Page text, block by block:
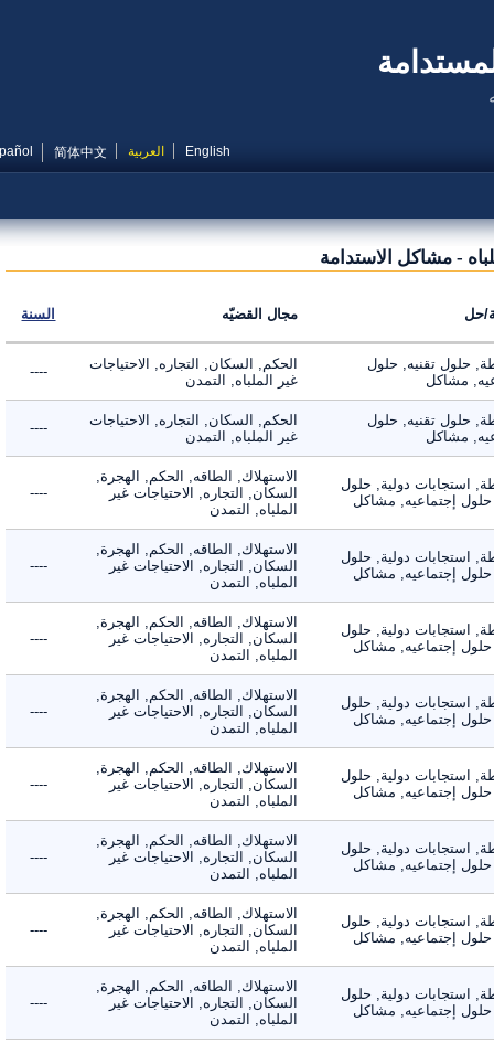
English العربية 简体中文
Español
- مشاكل الاستدامة
مجال القضيّه السنة
حلول تقنيه, حلول
مشاكل
الحكم, السكان, التجاره, الاحتياجات
غير الملباه, التمدن
----
حلول تقنيه, حلول
مشاكل
الحكم, السكان, التجاره, الاحتياجات
غير الملباه, التمدن
----
استجابات دولية, حلول
إجتماعيه, مشاكل
الاستهلاك, الطاقه, الحكم, الهجرة,
السكان, التجاره, الاحتياجات غير
الملباه, التمدن
----
استجابات دولية, حلول
إجتماعيه, مشاكل
الاستهلاك, الطاقه, الحكم, الهجرة,
السكان, التجاره, الاحتياجات غير
الملباه, التمدن
----
استجابات دولية, حلول
إجتماعيه, مشاكل
الاستهلاك, الطاقه, الحكم, الهجرة,
السكان, التجاره, الاحتياجات غير
الملباه, التمدن
----
استجابات دولية, حلول
إجتماعيه, مشاكل
الاستهلاك, الطاقه, الحكم, الهجرة,
السكان, التجاره, الاحتياجات غير
الملباه, التمدن
----
استجابات دولية, حلول
إجتماعيه, مشاكل
الاستهلاك, الطاقه, الحكم, الهجرة,
السكان, التجاره, الاحتياجات غير
الملباه, التمدن
----
استجابات دولية, حلول
إجتماعيه, مشاكل
الاستهلاك, الطاقه, الحكم, الهجرة,
السكان, التجاره, الاحتياجات غير
الملباه, التمدن
----
استجابات دولية, حلول
إجتماعيه, مشاكل
الاستهلاك, الطاقه, الحكم, الهجرة,
السكان, التجاره, الاحتياجات غير
الملباه, التمدن
----
استجابات دولية, حلول
إجتماعيه, مشاكل
الاستهلاك, الطاقه, الحكم, الهجرة,
السكان, التجاره, الاحتياجات غير
الملباه, التمدن
----